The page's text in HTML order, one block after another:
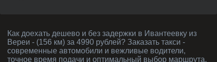
Как доехать дешево и без задержки в Ивантеевку из
Вереи - (156 км) за 4990 рублей? Заказать такси -
современные автомобили и вежливые водители,
точное время подачи и оптимальный выбор маршрута.